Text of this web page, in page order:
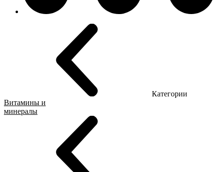
Категории
Витамины и
минералы